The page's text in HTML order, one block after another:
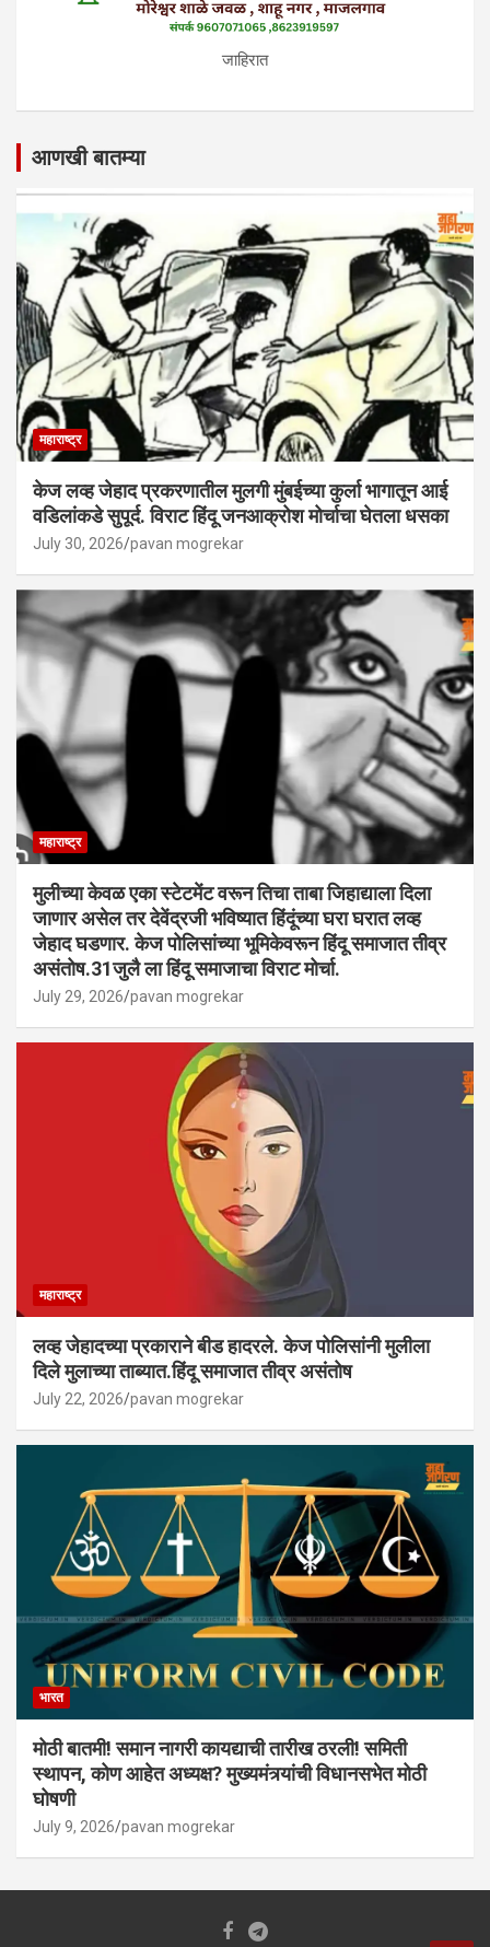
जाहिरात
आणखी बातम्या
महाराष्ट्र
केज लव्ह जेहाद प्रकरणातील मुलगी मुंबईच्या कुर्ला भागातून आई
वडिलांकडे सुपूर्द. विराट हिंदू जनआक्रोश मोर्चाचा घेतला धसका
July 30, 2026 pavan mogrekar
महाराष्ट्र
मुलीच्या केवळ एका स्टेटमेंट वरून तिचा ताबा जिहाद्याला दिला
जाणार असेल तर देवेंद्रजी भविष्यात हिंदूंच्या घरा घरात लव्ह
जेहाद घडणार. केज पोलिसांच्या भूमिकेवरून हिंदू समाजात तीव्र
असंतोष.31जुलै ला हिंदू समाजाचा विराट मोर्चा.
July 29, 2026 pavan mogrekar
महाराष्ट्र
लव्ह जेहादच्या प्रकाराने बीड हादरले. केज पोलिसांनी मुलीला
दिले मुलाच्या ताब्यात.हिंदू समाजात तीव्र असंतोष
July 22, 2026 pavan mogrekar
भारत
मोठी बातमी! समान नागरी कायद्याची तारीख ठरली! समिती
स्थापन, कोण आहेत अध्यक्ष? मुख्यमंत्र्यांची विधानसभेत मोठी
घोषणी
July 9, 2026 pavan mogrekar